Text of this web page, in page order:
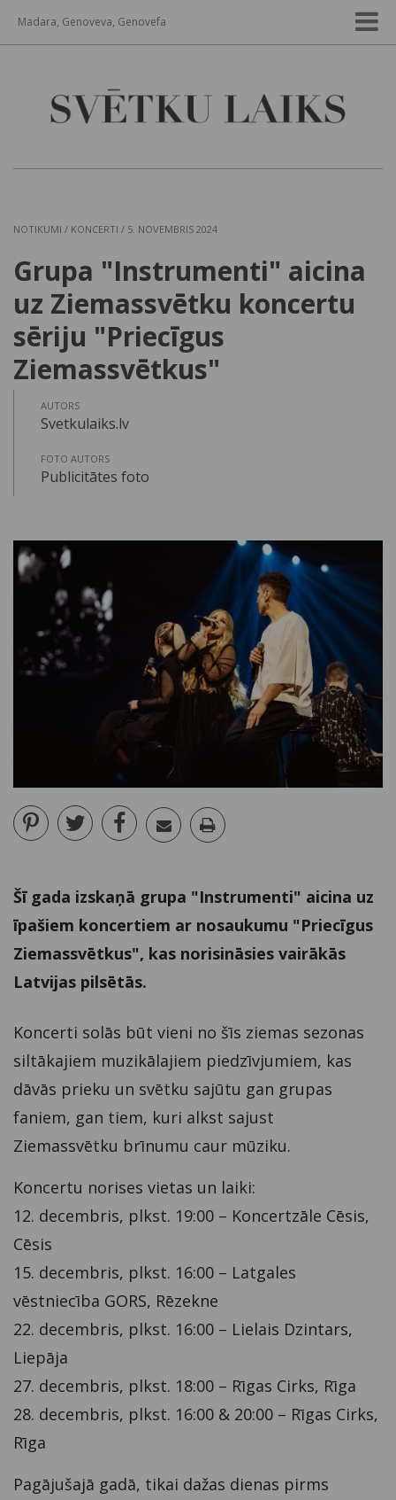
Madara, Genoveva, Genovefa
NOTIKUMI / KONCERTI / 5. NOVEMBRIS 2024
Grupa "Instrumenti" aicina
uz Ziemassvētku koncertu
sēriju "Priecīgus
Ziemassvētkus"
AUTORS
Svetkulaiks.lv
FOTO AUTORS
Publicitātes foto
Šī gada izskaņā grupa "Instrumenti" aicina uz
īpašiem koncertiem ar nosaukumu "Priecīgus
Ziemassvētkus", kas norisināsies vairākās
Latvijas pilsētās.
Koncerti solās būt vieni no šīs ziemas sezonas
siltākajiem muzikālajiem piedzīvjumiem, kas
dāvās prieku un svētku sajūtu gan grupas
faniem, gan tiem, kuri alkst sajust
Ziemassvētku brīnumu caur mūziku.
Koncertu norises vietas un laiki:
12. decembris, plkst. 19:00 – Koncertzāle Cēsis,
Cēsis
15. decembris, plkst. 16:00 – Latgales
vēstniecība GORS, Rēzekne
22. decembris, plkst. 16:00 – Lielais Dzintars,
Liepāja
27. decembris, plkst. 18:00 – Rīgas Cirks, Rīga
28. decembris, plkst. 16:00 & 20:00 – Rīgas Cirks,
Rīga
Pagājušajā gadā, tikai dažas dienas pirms